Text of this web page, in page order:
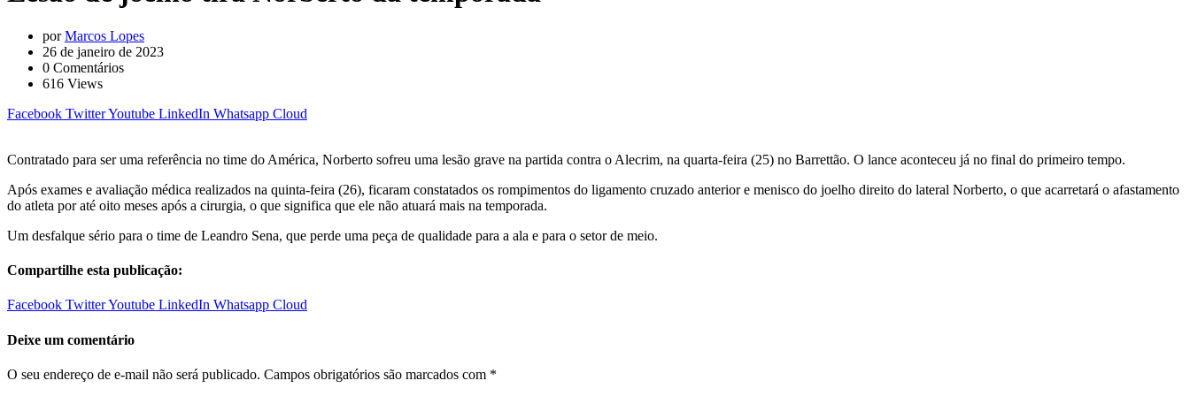
porMarcos Lopes
26 de janeiro de 2023
0 Comentários
616 Views
Facebook TwitterYoutube LinkedIn Whatsapp Cloud
Contratado para ser uma referência no time do América, Norberto sofreu uma lesão grave na partida contra o Alecrim, na quarta-feira (25) no Barrettão. O lance aconteceu já no final do primeiro tempo.
Após exames e avaliação médica realizados na quinta-feira (26), ficaram constatados os rompimentos do ligamento cruzado anterior e menisco do joelho direito do lateral Norberto, o que acarretará o afastamento
do atleta por até oito meses após a cirurgia, o que significa que ele não atuará mais na temporada.
Um desfalque sério para o time de Leandro Sena, que perde uma peça de qualidade para a ala e para o setor de meio.
Compartilhe esta publicação:
Facebook TwitterYoutube LinkedIn Whatsapp Cloud
Deixe um comentário
O seu endereço de e-mail não será publicado. Campos obrigatórios são marcados com *